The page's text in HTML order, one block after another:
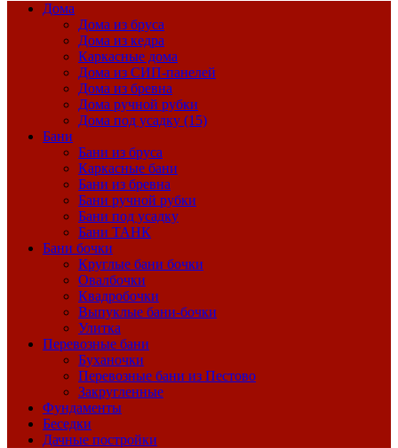
Дома
Дома из бруса
Дома из кедра
Каркасные дома
Дома из СИП-панелей
Дома из бревна
Дома ручной рубки
Дома под усадку (15)
Бани
Бани из бруса
Каркасные бани
Бани из бревна
Бани ручной рубки
Бани под усадку
Бани ТАНК
Бани бочки
Круглые бани бочки
Овалбочки
Квадробочки
Выпуклые бани-бочки
Улитка
Перевозные бани
Буханочки
Перевозные бани из Пестово
Закругленные
Фундаменты
Беседки
Дачные постройки